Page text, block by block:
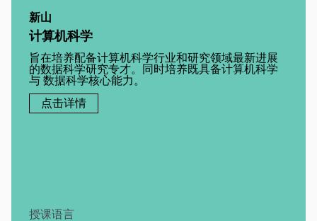
新山
计算机科学
旨在培养配备计算机科学行业和研究领域最新进展
的数据科学研究专才。同时培养既具备计算机科学
与 数据科学核心能力。
点击详情
授课语言